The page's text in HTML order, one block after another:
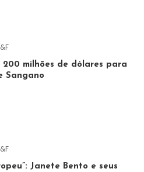
milhões de dólares para
Sangano
Janete Bento e seus